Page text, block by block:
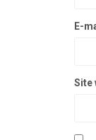
E-
Site